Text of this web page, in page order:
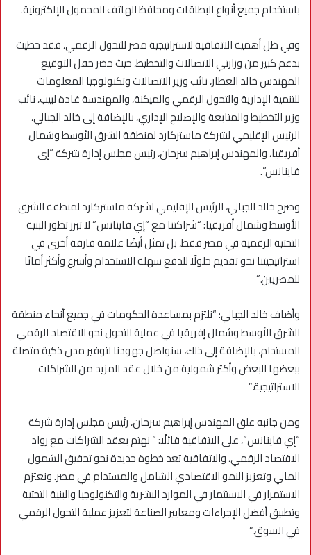
باستخدام جميع أنواع البطاقات ومحافظ الهاتف المحمول الإلكترونية.
وفي ظل أهمية الاتفاقية لاستراتيجية مصر للتحول الرقمي، فقد حظيت
بدعم كبير من وزارتي الاتصالات والتخطيط، حيث حضر حفل التوقيع
المهندس خالد العطار، نائب وزير الاتصالات وتكنولوجيا المعلومات
للتنمية الإدارية والتحول الرقمي والميكنة، والمهندسة غادة لبيب، نائب
وزير التخطيط والمتابعة والإصلاح الإداري، بالإضافة إلى خالد الجبالي،
الرئيس الإقليمي لشركة ماستركارد لمنطقة الشرق الأوسط وشمال
أفريقيا، والمهندس إبراهيم سرحان، رئيس مجلس إدارة شركة “إى
فاينانس”.
وصرح خالد الجبالي، الرئيس الإقليمي لشركة ماستركارد لمنطقة الشرق
الأوسط وشمال أفريقيا: “شراكتنا مع “إي فاينانس” لا تبرز تطور البنية
التحتية الرقمية في مصر فقط، بل تمثل أيضًا علامة فارقة أخرى في
استراتيجيتنا نحو تقديم حلولًا للدفع سهلة الاستخدام وأسرع وأكثر أمانًا
للمصريين.”
وأضاف خالد الجبالي: “نلتزم بمساعدة الحكومات في جميع أنحاء منطقة
الشرق الأوسط وشمال إفريقيا في عملية التحول نحو الاقتصاد الرقمي
المستدام، بالإضافة إلى ذلك، سنواصل جهودنا لتوفير مدن ذكية متصلة
ببعضها البعض وأكثر شمولية من خلال عقد المزيد من الشراكات
الاستراتيجية.”
ومن جانبه علق المهندس إبراهيم سرحان، رئيس مجلس إدارة شركة
“إي فاينانس”، على الاتفاقية قائلًا: ” نهتم بعقد الشراكات مع رواد
الاقتصاد الرقمي، والاتفاقية تعد خطوة جديدة نحو تحقيق الشمول
المالي وتعزيز النمو الاقتصادي الشامل والمستدام في مصر. ونعتزم
الاستمرار في الاستثمار في الموارد البشرية والتكنولوجيا والبنية التحتية
وتطبيق أفضل الإجراءات ومعايير الصناعة لتعزيز عملية التحول الرقمي
في السوق.”